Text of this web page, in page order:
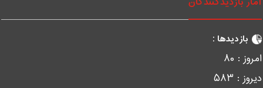
بازدیدها :
: ۸۰
: ۵۸۳